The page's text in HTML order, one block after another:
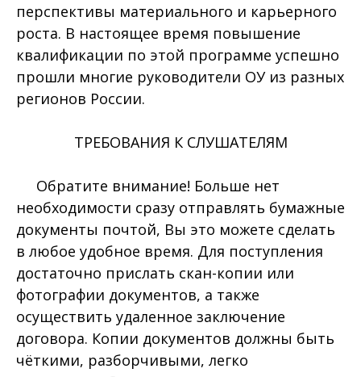
перспективы материального и карьерного
роста. В настоящее время повышение
квалификации по этой программе успешно
прошли многие руководители ОУ из разных
регионов России.
ТРЕБОВАНИЯ К СЛУШАТЕЛЯМ
Обратите внимание! Больше нет
необходимости сразу отправлять бумажные
документы почтой, Вы это можете сделать
в любое удобное время. Для поступления
достаточно прислать скан-копии или
фотографии документов, а также
осуществить удаленное заключение
договора. Копии документов должны быть
чёткими, разборчивыми, легко